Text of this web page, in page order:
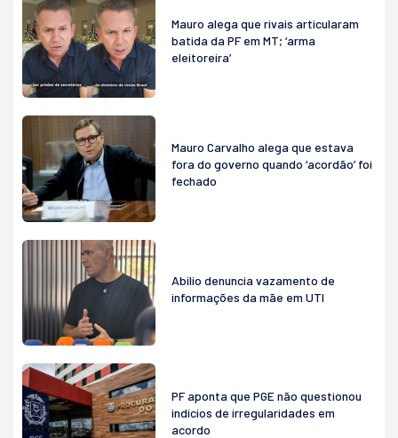
Mauro alega que rivais articularam
batida da PF em MT; ‘arma
eleitoreira’
Mauro Carvalho alega que estava
fora do governo quando ‘acordão’ foi
fechado
Abilio denuncia vazamento de
informações da mãe em UTI
PF aponta que PGE não questionou
indícios de irregularidades em
acordo